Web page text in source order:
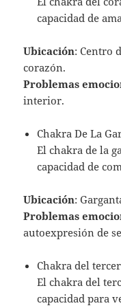
capacidad de
Ubicación: Centro
corazón.
Problemas
interior.
Chakra De La
El chakra de la
capacidad de
Ubicación:
Problemas
autoexpresión de
Chakra del
El chakra del
capacidad para